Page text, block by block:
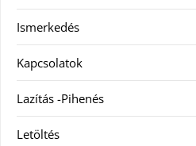
Ismerkedés
Kapcsolatok
Lazítás -Pihenés
Letöltés